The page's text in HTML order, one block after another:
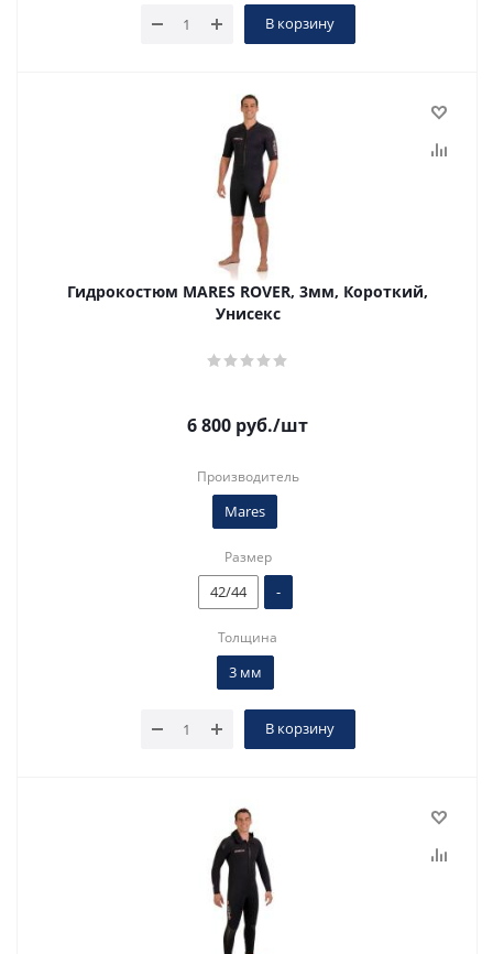
В корзину
Гидрокостюм MARES ROVER, 3мм, Короткий,
Унисекс
6 800 руб./шт
Производитель
Mares
Размер
42/44 -
Толщина
3 мм
В корзину